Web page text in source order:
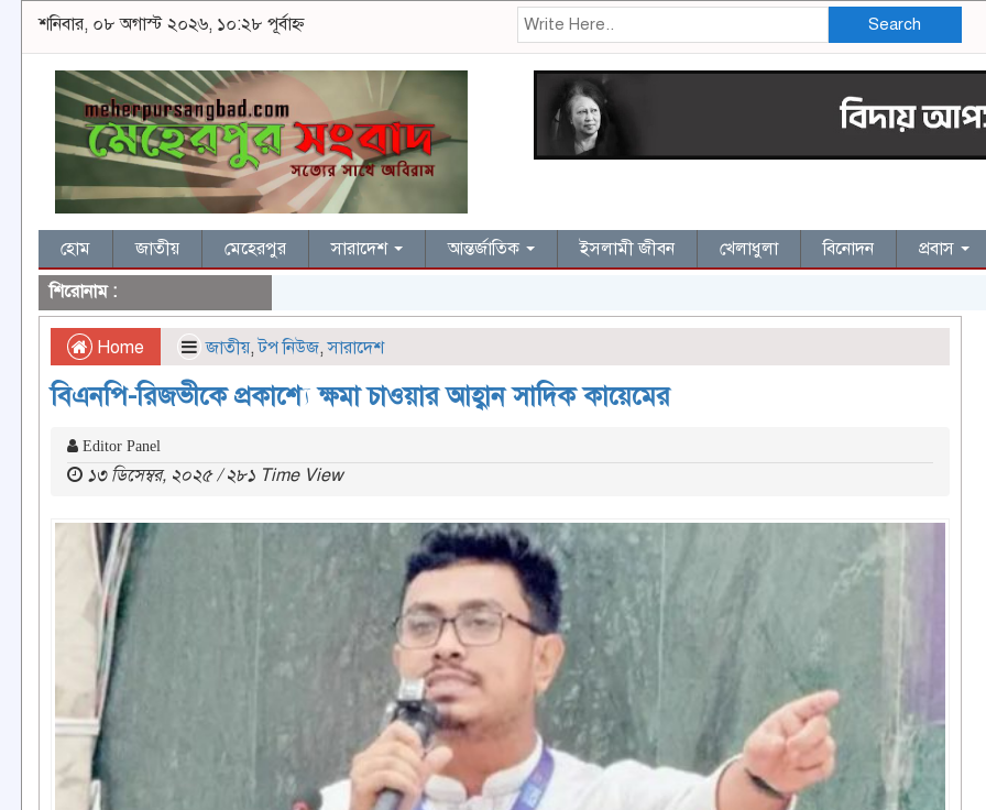
শনিবার, ০৮ অগাস্ট ২০২৬, ১০:২৮ পূর্বাহ্ন Search
হোম জাতীয় মেহেরপুর সারাদেশ আন্তর্জাতিক ইসলামী জীবন খেলাধুলা বিনোদন প্রবাস
শিরোনাম :
Home জাতীয়,টপ নিউজ,সারাদেশ
বিএনপি-রিজভীকে প্রকাশ্যে ক্ষমা চাওয়ার আহ্বান সাদিক কায়েমের
Editor Panel
১৩ ডিসেম্বর, ২০২৫ / ২৮১ Time View